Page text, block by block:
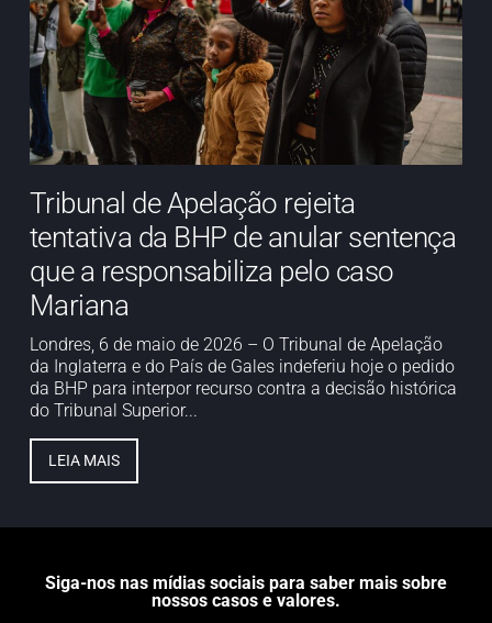
Tribunal de Apelação rejeita
tentativa da BHP de anular sentença
que a responsabiliza pelo caso
Mariana
Londres, 6 de maio de 2026 – O Tribunal de Apelação
da Inglaterra e do País de Gales indeferiu hoje o pedido
da BHP para interpor recurso contra a decisão histórica
do Tribunal Superior...
LEIA MAIS
Siga-nos nas mídias sociais para saber mais sobre
nossos casos e valores.